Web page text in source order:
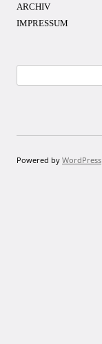
ARCHIV
IMPRESSUM
nach:
Powered by WordPress